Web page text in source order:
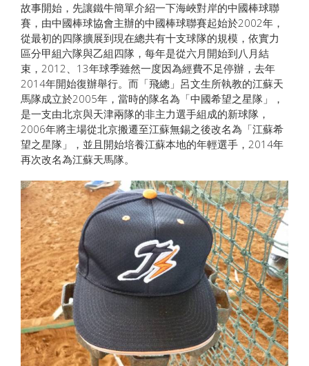
故事開始，先讓鐵牛簡單介紹一下海峽對岸的中國棒球聯
賽，由中國棒球協會主辦的中國棒球聯賽起始於2002年，
從最初的四隊擴展到現在總共有十支球隊的規模，依實力
區分甲組六隊與乙組四隊，每年是從六月開始到八月結
束，2012、13年球季雖然一度因為經費不足停辦，去年
2014年開始復辦舉行。而「飛總」呂文生所執教的江蘇天
馬隊成立於2005年，當時的隊名為「中國希望之星隊」，
是一支由北京與天津兩隊的非主力選手組成的新球隊，
2006年將主場從北京搬遷至江蘇無錫之後改名為「江蘇希
望之星隊」，並且開始培養江蘇本地的年輕選手，2014年
再次改名為江蘇天馬隊。